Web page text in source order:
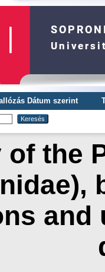
Dátum szerint
of the
and